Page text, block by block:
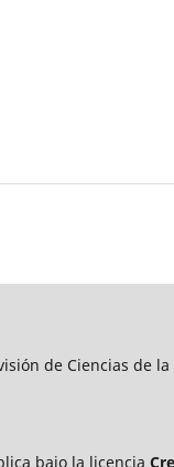
de Ciencias de
bajo la licencia